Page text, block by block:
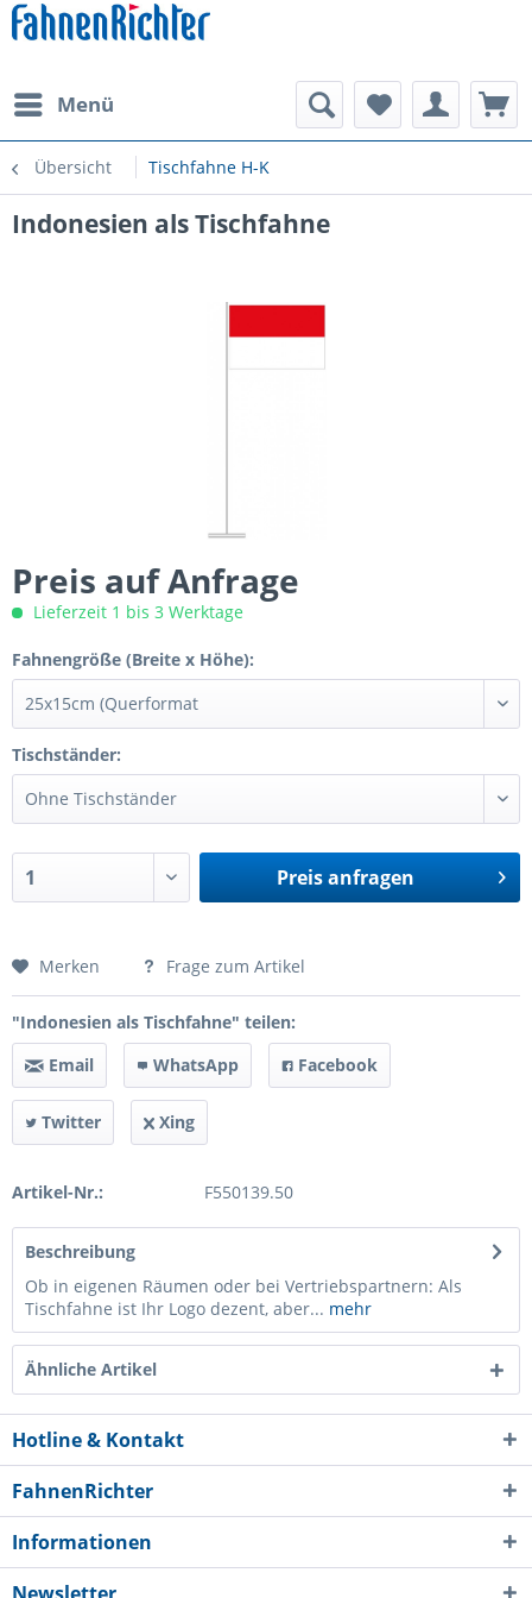
Menü
Übersicht Tischfahne H-K
Indonesien als Tischfahne
Preis auf Anfrage
Lieferzeit 1 bis 3 Werktage
Fahnengröße (Breite x Höhe):
Tischständer:
Preis anfragen
Preis anfragen
Merken Frage zum Artikel
"Indonesien als Tischfahne" teilen:
Email
WhatsApp Facebook
Twitter Xing
Artikel-Nr.: F550139.50
Beschreibung
Ob in eigenen Räumen oder bei Vertriebspartnern: Als
Tischfahne ist Ihr Logo dezent, aber... mehr
Ähnliche Artikel
Hotline & Kontakt
FahnenRichter
Informationen